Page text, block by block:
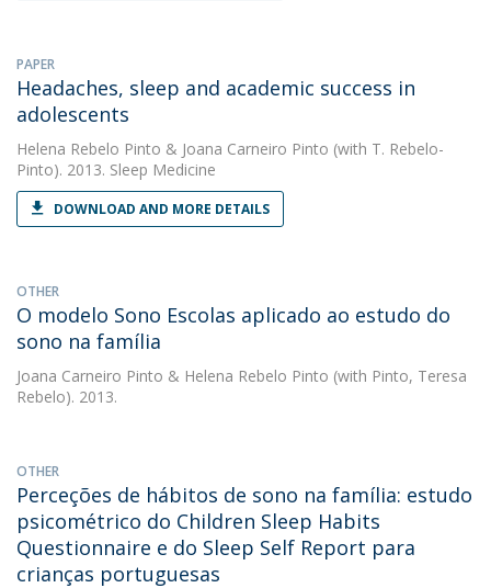
PAPER
Headaches, sleep and academic success in
adolescents
Helena Rebelo Pinto & Joana Carneiro Pinto (with T. Rebelo-
Pinto). 2013. Sleep Medicine
DOWNLOAD AND MORE DETAILS
OTHER
O modelo Sono Escolas aplicado ao estudo do
sono na família
Joana Carneiro Pinto & Helena Rebelo Pinto (with Pinto, Teresa
Rebelo). 2013.
OTHER
Perceções de hábitos de sono na família: estudo
psicométrico do Children Sleep Habits
Questionnaire e do Sleep Self Report para
crianças portuguesas